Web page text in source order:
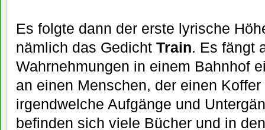
Es folgte dann der erste lyrische
nämlich das Gedicht Train. Es fängt
Wahrnehmungen in einem Bahnhof
an einen Menschen, der einen
irgendwelche Aufgänge und
befinden sich viele Bücher und in